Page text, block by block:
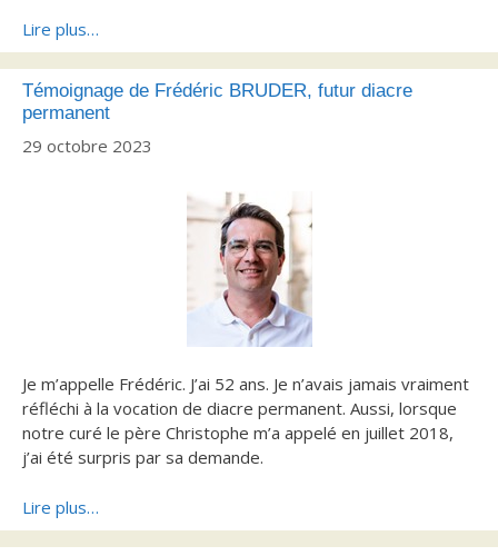
Lire plus…
Témoignage de Frédéric BRUDER, futur diacre
permanent
29 octobre 2023
Je m’appelle Frédéric. J’ai 52 ans. Je n’avais jamais vraiment
réfléchi à la vocation de diacre permanent. Aussi, lorsque
notre curé le père Christophe m’a appelé en juillet 2018,
j’ai été surpris par sa demande.
Lire plus…